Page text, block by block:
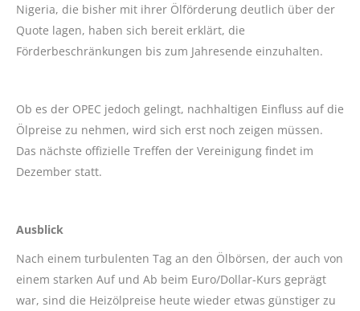
Nigeria, die bisher mit ihrer Ölförderung deutlich über der
Quote lagen, haben sich bereit erklärt, die
Förderbeschränkungen bis zum Jahresende einzuhalten.
Ob es der OPEC jedoch gelingt, nachhaltigen Einfluss auf die
Ölpreise zu nehmen, wird sich erst noch zeigen müssen.
Das nächste offizielle Treffen der Vereinigung findet im
Dezember statt.
Ausblick
Nach einem turbulenten Tag an den Ölbörsen, der auch von
einem starken Auf und Ab beim Euro/Dollar-Kurs geprägt
war, sind die Heizölpreise heute wieder etwas günstiger zu